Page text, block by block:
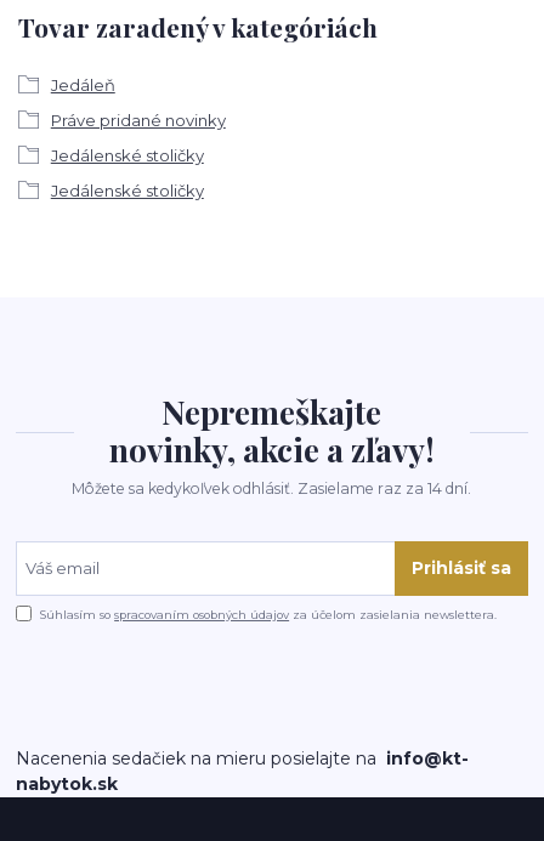
Tovar zaradený v kategóriách
Jedáleň
Práve pridané novinky
Jedálenské stoličky
Jedálenské stoličky
Nepremeškajte
novinky, akcie a zľavy!
Môžete sa kedykoľvek odhlásiť. Zasielame raz za 14 dní.
Prihlásiť sa
Súhlasím sospracovaním osobných údajov za účelom zasielania newslettera.
Nacenenia sedačiek na mieru posielajte na info@kt-
nabytok.sk